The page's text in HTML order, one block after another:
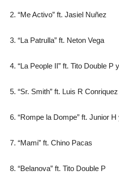
2. “Me Activo” ft. Jasiel Nuñez
3. “La Patrulla” ft. Neton Vega
4. “La People II” ft. Tito Double P
5. “Sr. Smith” ft. Luis R Conriquez
6. “Rompe la Dompe” ft. Junior
7. “Mami” ft. Chino Pacas
8. “Belanova” ft. Tito Double P